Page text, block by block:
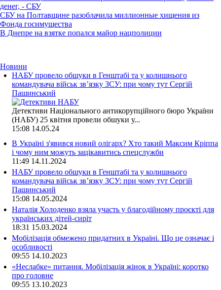
денег, - СБУ
СБУ на Полтавщине разоблачила миллионные хищения из
Фонда госимущества
В Днепре на взятке попался майор нацполиции
Новини
НАБУ провело обшуки в Генштабі та у колишнього
командувача військ зв’язку ЗСУ: при чому тут Сергій
Пашинський
Детективи Національного антикорупційного бюро України
(НАБУ) 25 квітня провели обшуки у...
15:08 14.05.24
В Україні з'явився новий олігарх? Хто такий Максим Кріппа
і чому ним можуть зацікавитись спецслужби
11:49 14.11.2024
НАБУ провело обшуки в Генштабі та у колишнього
командувача військ зв’язку ЗСУ: при чому тут Сергій
Пашинський
15:08 14.05.2024
Наталія Холоденко взяла участь у благодійному проєкті для
українських дітей-сиріт
18:31 15.03.2024
Мобілізація обмежено придатних в Україні. Що це означає і
особливості
09:55 14.10.2023
«Неслабке» питання. Мобілізація жінок в Україні: коротко
про головне
09:55 13.10.2023